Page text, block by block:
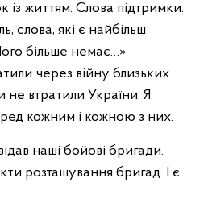
із життям. Слова підтримки.
слова, які є найбільш
більше немає…»
через війну близьких.
не втратили України. Я
кожним і кожною з них.
наші бойові бригади.
розташування бригад. І є